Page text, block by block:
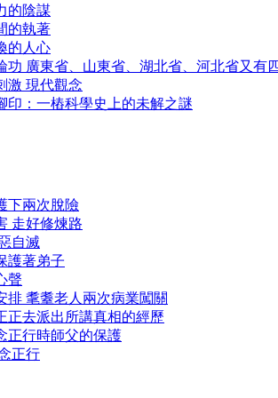
的陰謀
的執著
的人心
功 廣東省、山東省、湖北省、河北省又有
激 現代觀念
印：一樁科學史上的未解之謎
下兩次脫險
走好修煉路
自滅
護著弟子
聲
排 耄耋老人兩次病業闖關
正去派出所講真相的經歷
正行時師父的保護
正行